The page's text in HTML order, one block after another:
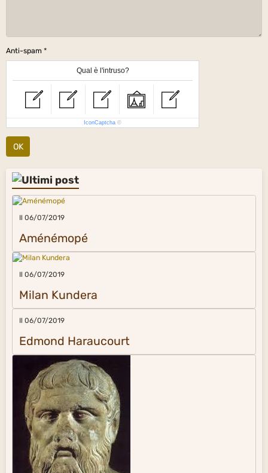
Anti-spam
Qual è l'intruso?
IconCaptcha ©
OK
Il 06/07/2019
Aménémopé
Il 06/07/2019
Milan Kundera
Il 06/07/2019
Edmond Haraucourt